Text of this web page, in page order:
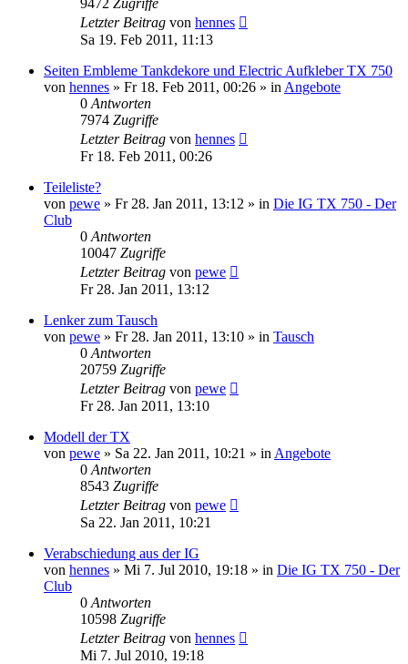
Letzter Beitrag von hennes
Sa 19. Feb 2011, 11:13
Seiten Embleme Tankdekore und Electric Aufkleber TX 750
von hennes » Fr 18. Feb 2011, 00:26 » in Angebote
0 Antworten
7974 Zugriffe
Letzter Beitrag von hennes
Fr 18. Feb 2011, 00:26
Teileliste?
von pewe » Fr 28. Jan 2011, 13:12 » in Die IG TX 750 - Der
Club
0 Antworten
10047 Zugriffe
Letzter Beitrag von pewe
Fr 28. Jan 2011, 13:12
Lenker zum Tausch
von pewe » Fr 28. Jan 2011, 13:10 » in Tausch
0 Antworten
20759 Zugriffe
Letzter Beitrag von pewe
Fr 28. Jan 2011, 13:10
Modell der TX
von pewe » Sa 22. Jan 2011, 10:21 » in Angebote
0 Antworten
8543 Zugriffe
Letzter Beitrag von pewe
Sa 22. Jan 2011, 10:21
Verabschiedung aus der IG
von hennes » Mi 7. Jul 2010, 19:18 » in Die IG TX 750 - Der
Club
0 Antworten
10598 Zugriffe
Letzter Beitrag von hennes
Mi 7. Jul 2010, 19:18